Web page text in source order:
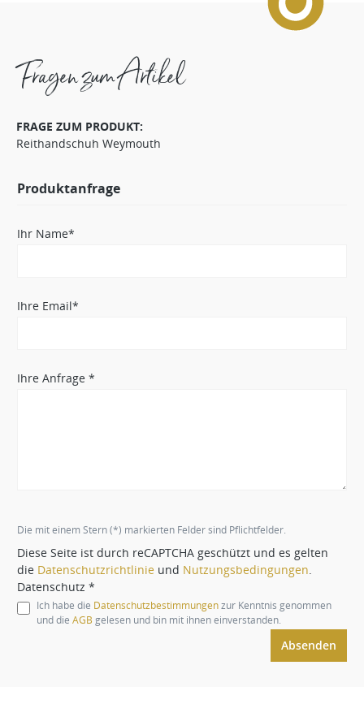
Fragen zum Artikel
FRAGE ZUM PRODUKT:
Reithandschuh Weymouth
Produktanfrage
Ihr Name*
Ihre Email*
Ihre Anfrage *
Die mit einem Stern (*) markierten Felder sind Pflichtfelder.
Diese Seite ist durch reCAPTCHA geschützt und es gelten
die Datenschutzrichtlinie und Nutzungsbedingungen
Datenschutz *
Ich habe die Datenschutzbestimmungenzur Kenntnis genommen
und die AGB gelesen und bin mit ihnen einverstanden.
Absenden